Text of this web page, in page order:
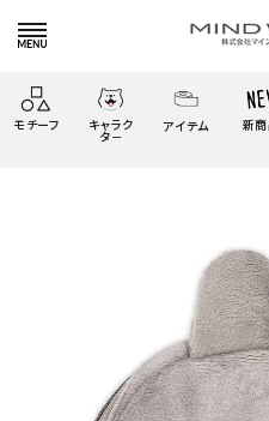
モチーフ キャラク
タ－
ぴよこ豆
だっとちゃん
ようこそ
かわうそ
アイテム
ふせ
文
雑貨
新
HOME
すべての商品
【再販】オンラインストア限定 だ